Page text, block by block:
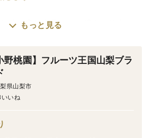
分の予約商品です。現在、注文が
2026年分を締め切らせて頂きま
とおススメします。
もっと見る
野桃園】フルーツ王国山梨ブラ
県山梨市
いね